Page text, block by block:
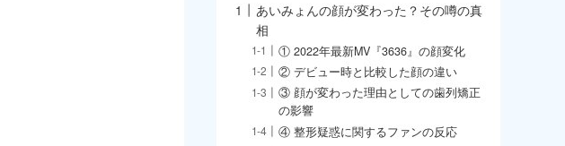
あいみょんの顔が変わった？その噂の真
相
① 2022年最新MV『3636』の顔変化
② デビュー時と比較した顔の違い
③ 顔が変わった理由としての歯列矯正
の影響
④ 整形疑惑に関するファンの反応